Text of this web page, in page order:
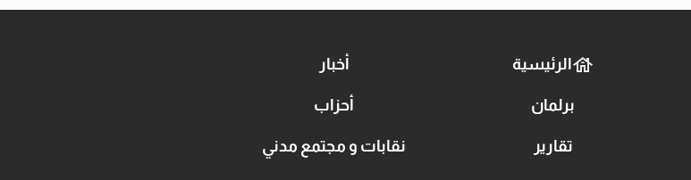
الرئيسية أخبار
برلمان أحزاب
تقارير نقابات و مجتمع مدني